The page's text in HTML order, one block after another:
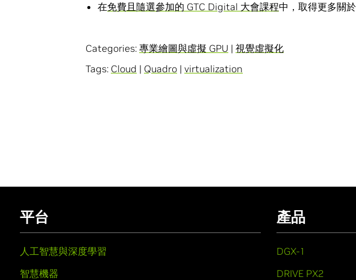
在免費且隨選參加的 GTC Digital 大會課程中，取得更多關
Categories: 專業繪圖與虛擬 GPU | 視覺虛擬化
Tags: Cloud | Quadro | virtualization
平台
人工智慧與深度學習
智慧機器
產品
DGX-1
DRIVE PX2